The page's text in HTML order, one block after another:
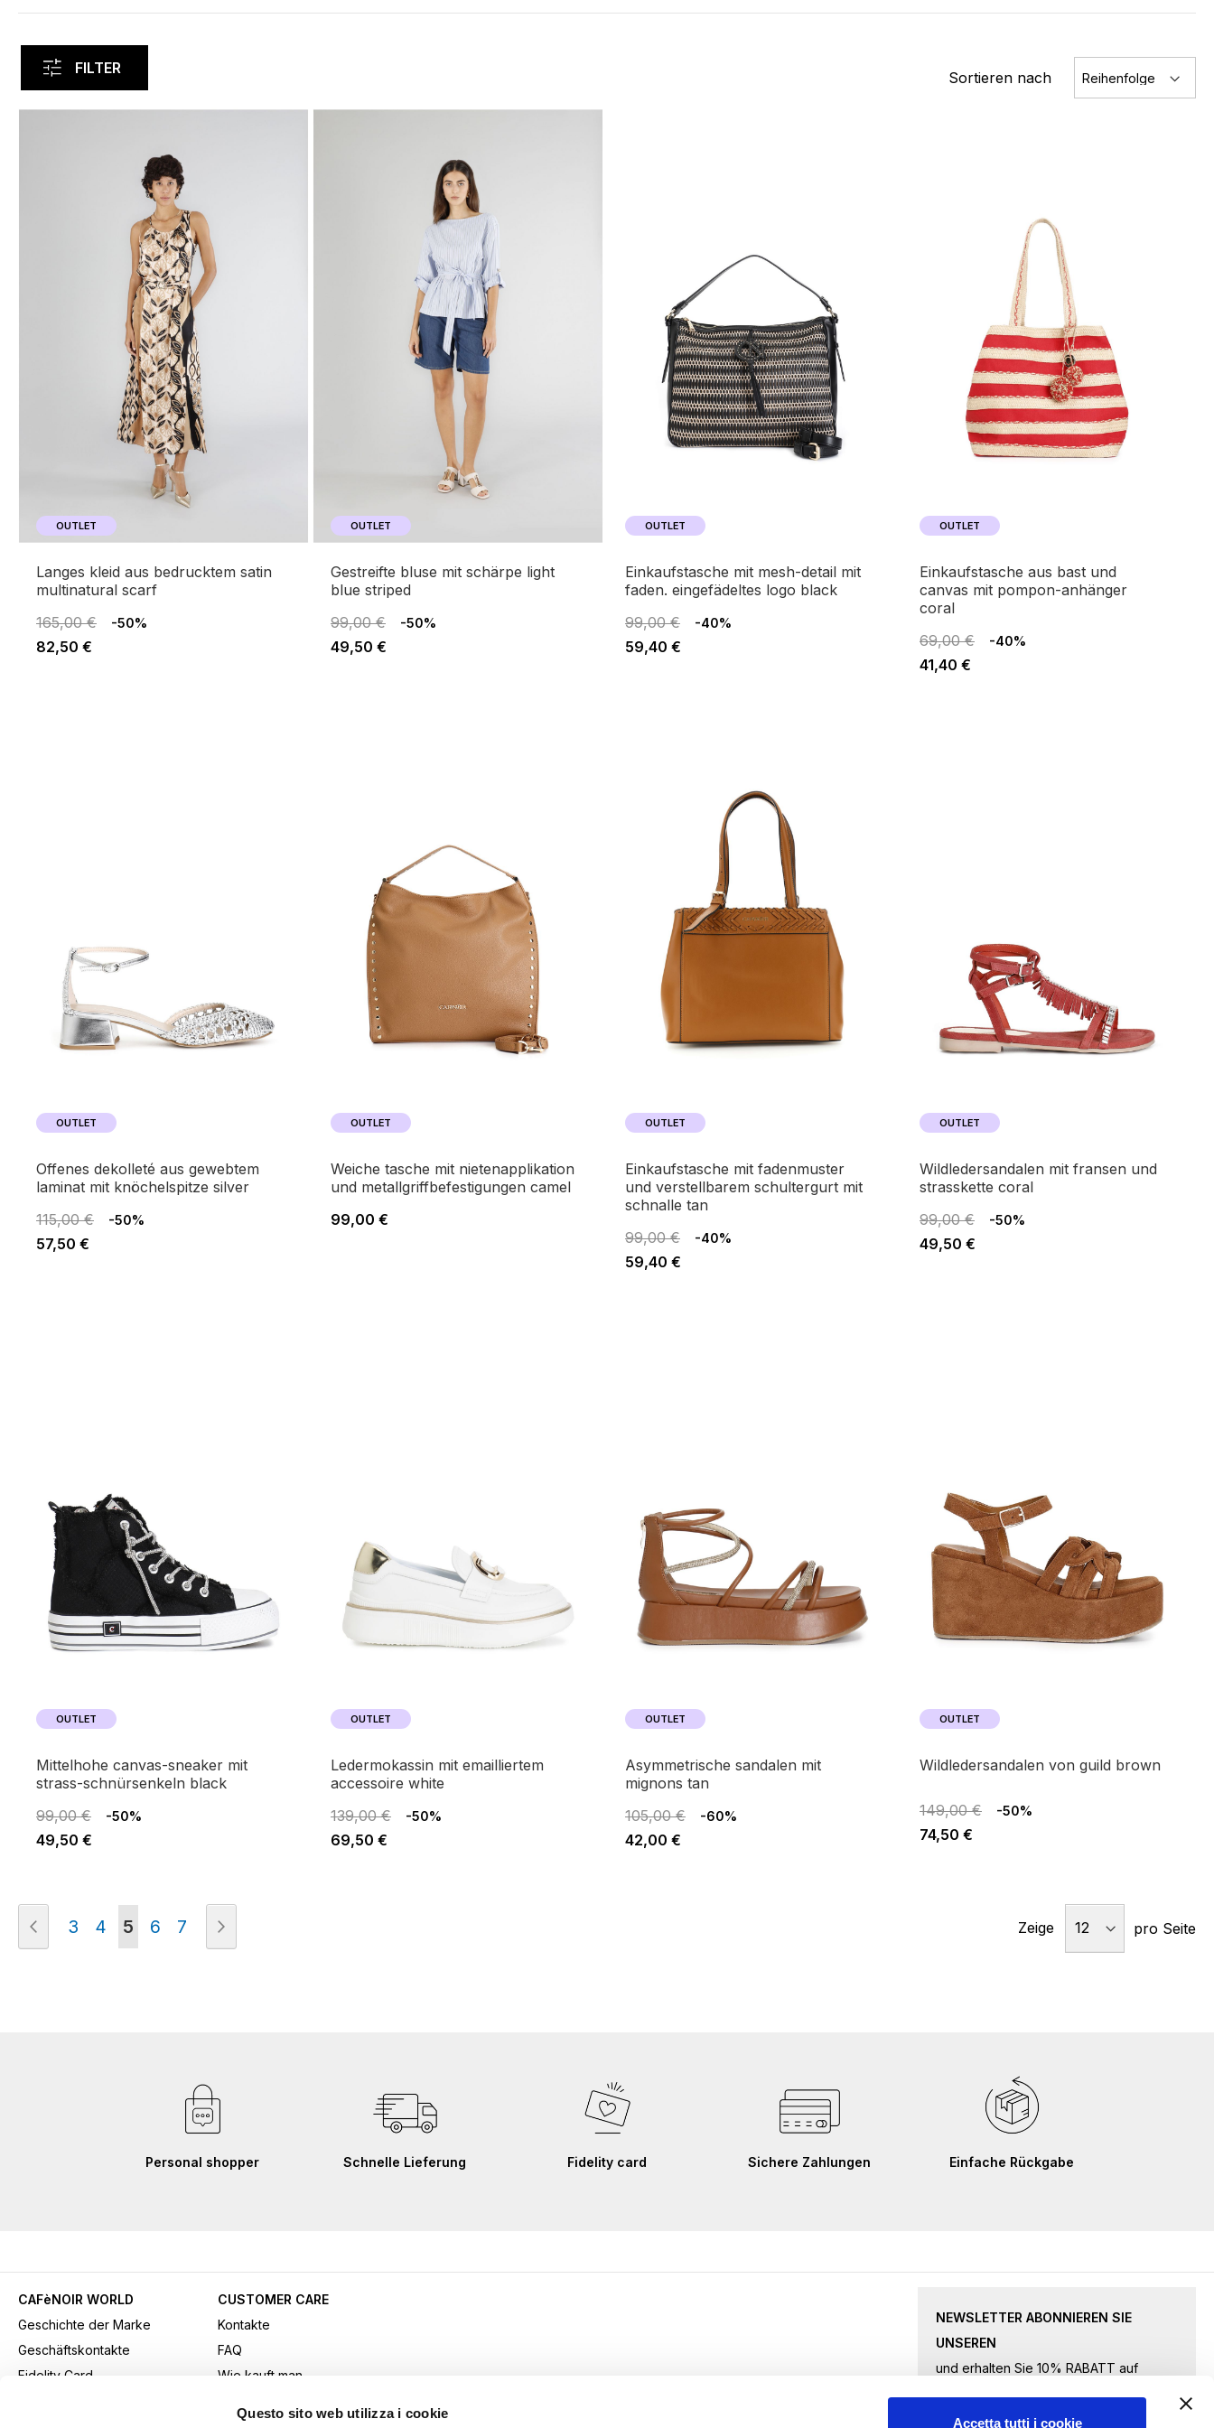
Questo sito web utilizza i cookie
Accetta tutti i cookie
FILTER
Sortieren nach
OUTLET
langes kleid aus bedrucktem satin
multinatural scarf
165,00 €
-50%
82,50 €
OUTLET
gestreifte bluse mit schärpe light
blue striped
99,00 €
-50%
49,50 €
OUTLET
einkaufstasche mit mesh-detail mit
faden. eingefädeltes logo black
99,00 €
-40%
59,40 €
OUTLET
einkaufstasche aus bast und
canvas mit pompon-anhänger
coral
69,00 €
-40%
41,40 €
OUTLET
offenes dekolleté aus gewebtem
laminat mit knöchelspitze silver
115,00 €
-50%
57,50 €
OUTLET
weiche tasche mit nietenapplikation
und metallgriffbefestigungen camel
99,00 €
OUTLET
einkaufstasche mit fadenmuster
und verstellbarem schultergurt mit
schnalle tan
99,00 €
-40%
59,40 €
OUTLET
wildledersandalen mit fransen und
strasskette coral
99,00 €
-50%
49,50 €
OUTLET
mittelhohe canvas-sneaker mit
strass-schnürsenkeln black
99,00 €
-50%
49,50 €
OUTLET
ledermokassin mit emailliertem
accessoire white
139,00 €
-50%
69,50 €
OUTLET
asymmetrische sandalen mit
mignons tan
105,00 €
-60%
42,00 €
OUTLET
wildledersandalen von guild brown
149,00 € -50%
74,50 €
Seite
ZurückSeite
3 Seite
4 Sie lesen gerade die Seite
5 Seite
6 Seite
7 Zeige pro Seite
Personal shopper Schnelle Lieferung Fidelity card Sichere Zahlungen Einfache Rückgabe
CAFèNOIR WORLD
Geschichte der Marke
Geschäftskontakte
Fidelity Card
CUSTOMER CARE
Kontakte
FAQ
Wie kauft man
NEWSLETTER ABONNIEREN SIE
UNSEREN
und erhalten Sie 10% RABATT auf